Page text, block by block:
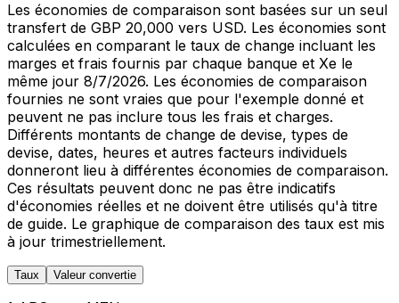
Les économies de comparaison sont basées sur un seul
transfert de GBP 20,000 vers USD. Les économies sont
calculées en comparant le taux de change incluant les
marges et frais fournis par chaque banque et Xe le
même jour 8/7/2026. Les économies de comparaison
fournies ne sont vraies que pour l'exemple donné et
peuvent ne pas inclure tous les frais et charges.
Différents montants de change de devise, types de
devise, dates, heures et autres facteurs individuels
donneront lieu à différentes économies de comparaison.
Ces résultats peuvent donc ne pas être indicatifs
d'économies réelles et ne doivent être utilisés qu'à titre
de guide. Le graphique de comparaison des taux est mis
à jour trimestriellement.
Taux Valeur convertie